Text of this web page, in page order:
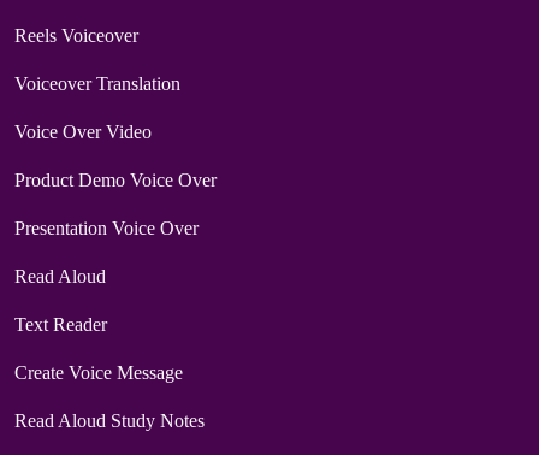
Reels Voiceover
Voiceover Translation
Voice Over Video
Product Demo Voice Over
Presentation Voice Over
Read Aloud
Text Reader
Create Voice Message
Read Aloud Study Notes